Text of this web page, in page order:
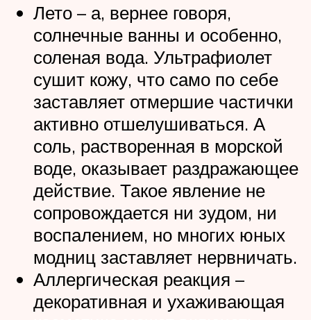
Лето – а, вернее говоря,
солнечные ванны и особенно,
соленая вода. Ультрафиолет
сушит кожу, что само по себе
заставляет отмершие частички
активно отшелушиваться. А
соль, растворенная в морской
воде, оказывает раздражающее
действие. Такое явление не
сопровождается ни зудом, ни
воспалением, но многих юных
модниц заставляет нервничать.
Аллергическая реакция –
декоративная и ухаживающая